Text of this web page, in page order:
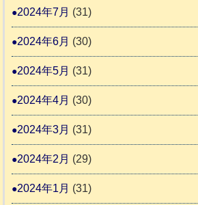
2024年7月 (31)
2024年6月 (30)
2024年5月 (31)
2024年4月 (30)
2024年3月 (31)
2024年2月 (29)
2024年1月 (31)